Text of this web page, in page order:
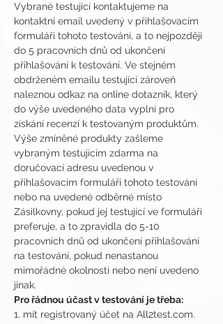
Vybrané testující kontaktujeme na
kontaktní email uvedený v přihlašovacím
formuláři tohoto testování, a to nejpozději
do 5 pracovních dnů od ukončení
přihlašování k testování. Ve stejném
obdrženém emailu testující zároveň
naleznou odkaz na online dotazník, který
do výše uvedeného data vyplní pro
získání recenzí k testovaným produktům.
Výše zmíněné produkty zašleme
vybraným testujícím zdarma na
doručovací adresu uvedenou v
přihlašovacím formuláři tohoto testování
nebo na uvedené odběrné místo
Zásilkovny, pokud jej testující ve formuláři
preferuje, a to zpravidla do 5-10
pracovních dnů od ukončení přihlašování
na testování, pokud nenastanou
mimořádné okolnosti nebo není uvedeno
jinak.
Pro řádnou účast v testování je třeba:
1. mít registrovaný účet na All2test.com.